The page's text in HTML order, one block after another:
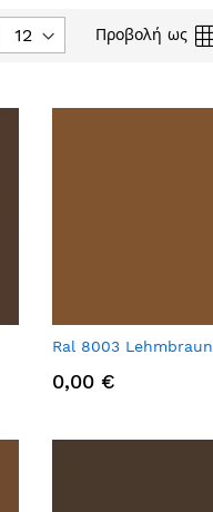
Προβολή ως
Ral 8003 Lehmbraun
0,00 €